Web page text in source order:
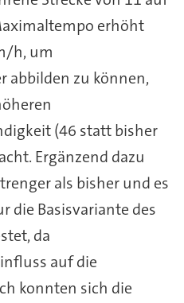
erhöht
h, um
abbilden zu können,
(46 statt bisher
Ergänzend dazu
als bisher und es
die Basisvariante des
da
auf die
konnten sich die